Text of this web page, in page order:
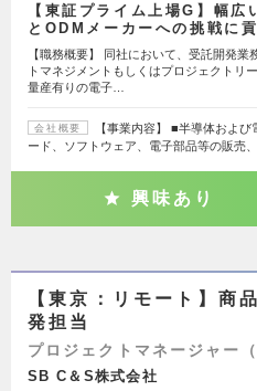
【東証プライム上場G】幅広
とODMメーカーへの挑戦に
【職務概要】 同社において、受託開発業
トマネジメントもしくはプロジェクトリ
量産有りの電子…
会社概要
【事業内容】 ■半導体およ
ード、ソフトウェア、電子部品等の販売
興味あり
【東京：リモート】商
発担当
プロジェクトマネージャー
SB C＆S株式会社